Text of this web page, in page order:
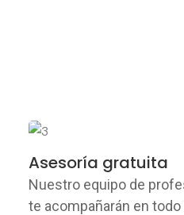
Asesoría gratuita
Nuestro equipo de
te acompañarán en